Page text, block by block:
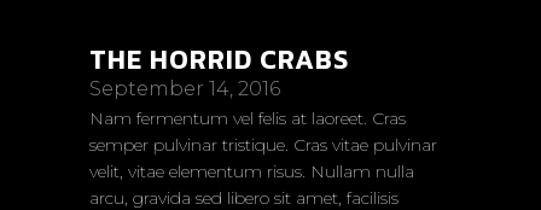
THE HORRID CRABS
September 14, 2016
Nam fermentum vel felis at laoreet. Cras
semper pulvinar tristique. Cras vitae pulvinar
velit, vitae elementum risus. Nullam nulla
arcu, gravida sed libero sit amet, facilisis